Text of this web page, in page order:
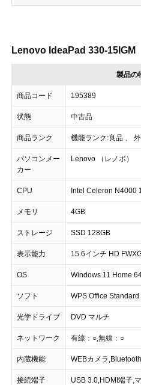
Lenovo IdeaPad 330-15IGM
製品の
商品コード 195389
状態 中古品
商品ランク 機能ランク:良品 、
パソコンメー
カー
Lenovo （レノボ）
CPU Intel Celeron N4000
メモリ 4GB
ストレージ SSD 128GB
表示能力 15.6インチ HD
OS Windows 11 Home
ソフト WPS Office Standard
光学ドライブ DVD マルチ
ネットワーク 有線：○,無線：○
内蔵機能 WEBカメラ
接続端子
USB 3.0,HDMI端子,